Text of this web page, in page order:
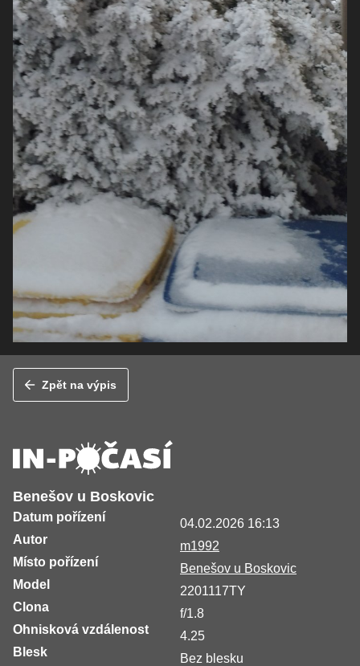
Zpět na výpis
Benešov u Boskovic
Datum pořízení
04.02.2026 16:13
Autor
m1992
Místo pořízení
Benešov u Boskovic
Model
2201117TY
Clona
f/1.8
Ohnisková vzdálenost
4.25
Blesk
Bez blesku